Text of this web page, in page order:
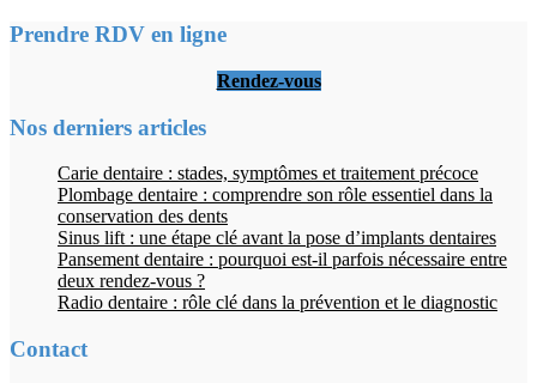
Prendre RDV en ligne
Rendez-vous
Nos derniers articles
Carie dentaire : stades, symptômes et traitement précoce
Plombage dentaire : comprendre son rôle essentiel dans la
conservation des dents
Sinus lift : une étape clé avant la pose d’implants dentaires
Pansement dentaire : pourquoi est-il parfois nécessaire entre
deux rendez-vous ?
Radio dentaire : rôle clé dans la prévention et le diagnostic
Contact